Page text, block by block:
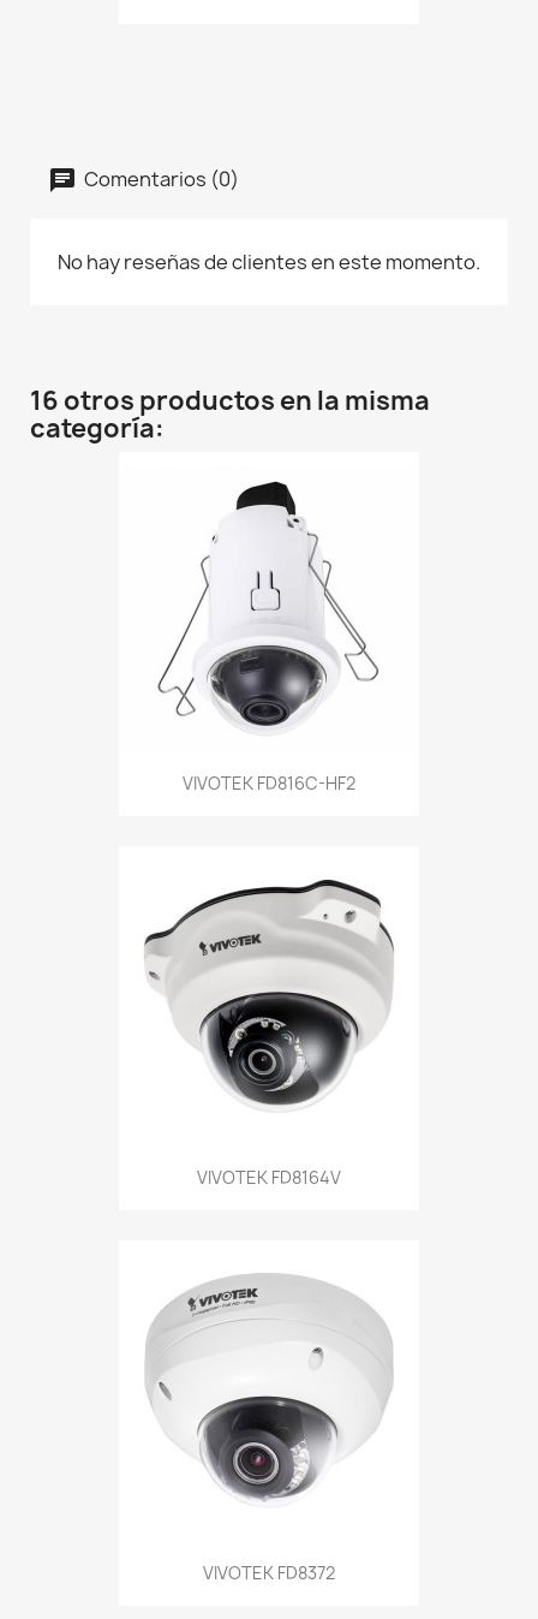
Comentarios (0)
No hay reseñas de clientes en este momento.
16 otros productos en la misma
categoría:
VIVOTEK FD816C-HF2
VIVOTEK FD8164V
VIVOTEK FD8372